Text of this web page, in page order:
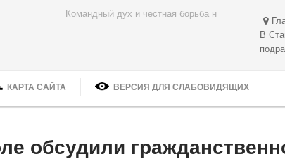
прошел на одном дыхании!
В
КАРТА САЙТА ВЕРСИЯ ДЛЯ СЛАБОВИДЯЩИХ
обсудили